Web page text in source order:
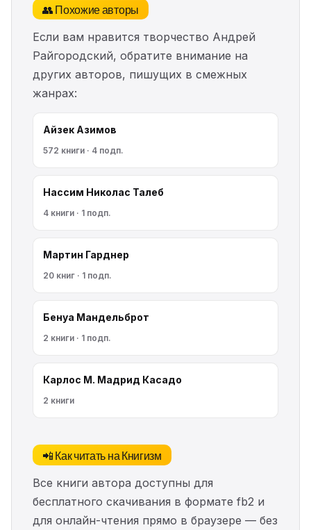
👥 Похожие авторы
Если вам нравится творчество Андрей
Райгородский, обратите внимание на
других авторов, пишущих в смежных
жанрах:
Айзек Азимов
572 книги · 4 подп.
Нассим Николас Талеб
4 книги · 1 подп.
Мартин Гарднер
20 книг · 1 подп.
Бенуа Мандельброт
2 книги · 1 подп.
Карлос М. Мадрид Касадо
2 книги
📲 Как читать на Книгизм
Все книги автора доступны для
бесплатного скачивания в формате fb2 и
для онлайн-чтения прямо в браузере — без